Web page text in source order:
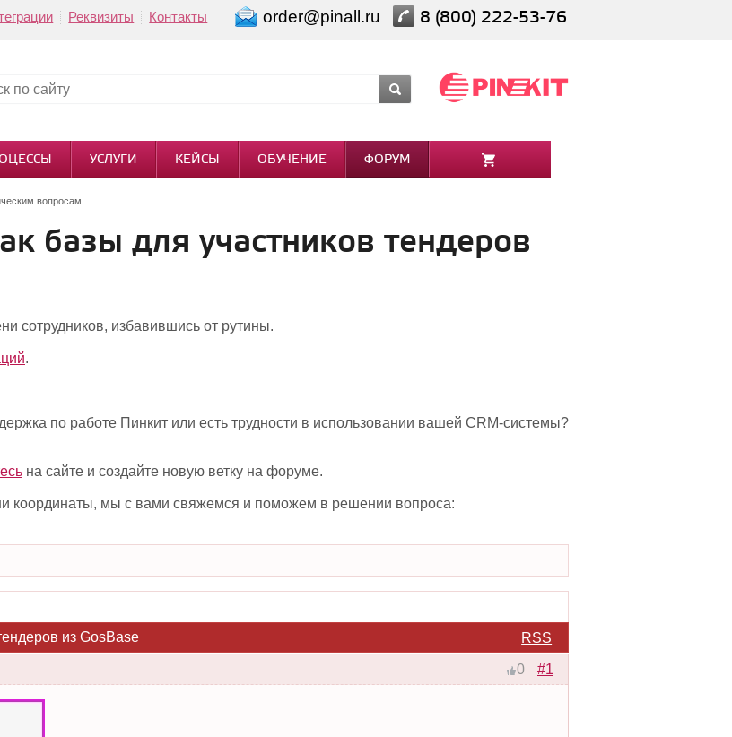
Реквизиты Контакты order@pinall.ru 8 (800) 222-53-76
УСЛУГИ КЕЙСЫ ОБУЧЕНИЕ ФОРУМ
вопросам
базы для участников тендеров
сотрудников, избавившись от рутины.
.
по работе Пинкит или есть трудности в использовании вашей CRM-системы?
на сайте и создайте новую ветку на форуме.
координаты, мы с вами свяжемся и поможем в решении вопроса:
RSS
из GosBase
#1
0